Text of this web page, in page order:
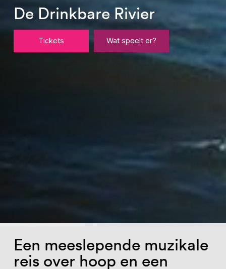
De Drinkbare Rivier
Tickets Wat speelt er?
Een meeslepende muzikale
reis over hoop en een